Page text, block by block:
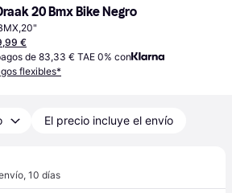
20 Bmx Bike Negro
€
de 83,33 € TAE 0% con
flexibles*
El precio incluye el envío
, 10 días